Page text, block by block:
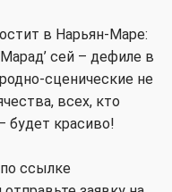
в Нарьян-Маре:
сей – дефиле в
сценические не
всех, кто
будет красиво!
ссылке